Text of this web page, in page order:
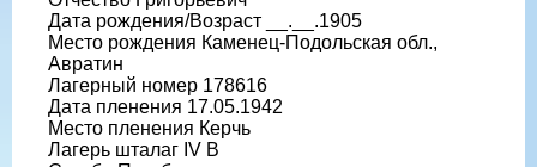
Дата рождения/Возраст __.__.1905
Место рождения Каменец-Подольская обл.,
Авратин
Лагерный номер 178616
Дата пленения 17.05.1942
Место пленения Керчь
Лагерь шталаг IV B